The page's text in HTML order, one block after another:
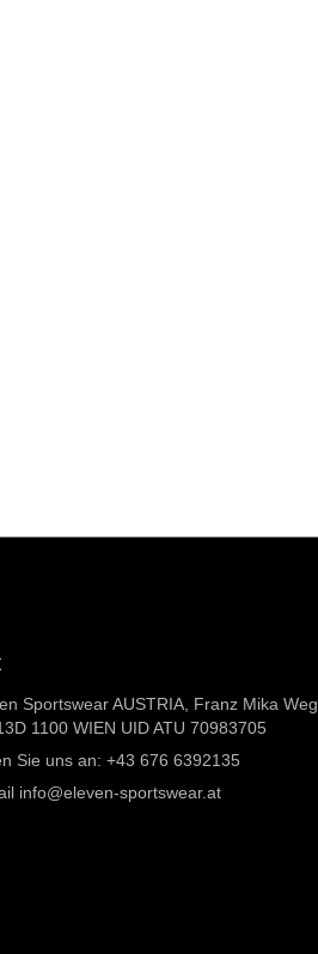
Sportswear AUSTRIA, Franz Mika Weg
1100 WIEN UID ATU 70983705
Sie uns an:+43 676 6392135
info@eleven-sportswear.at